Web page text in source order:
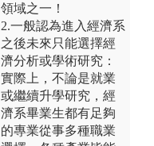
領域之一！
2.一般認為進入經濟系
之後未來只能選擇經
濟分析或學術研究：
實際上，不論是就業
或繼續升學研究，經
濟系畢業生都有足夠
的專業從事多種職業